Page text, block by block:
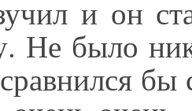
и он
Не было